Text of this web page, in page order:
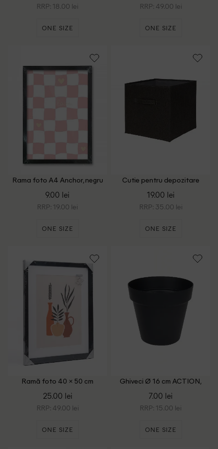
RRP: 18.00 lei
ONE SIZE
RRP: 49.00 lei
ONE SIZE
Rama foto A4 Anchor, negru
9.00 lei
RRP: 19.00 lei
ONE SIZE
Cutie pentru depozitare
19.00 lei
RRP: 35.00 lei
ONE SIZE
Ramă foto 40 × 50 cm
25.00 lei
RRP: 49.00 lei
ONE SIZE
Ghiveci Ø 16 cm ACTION,
7.00 lei
RRP: 15.00 lei
ONE SIZE